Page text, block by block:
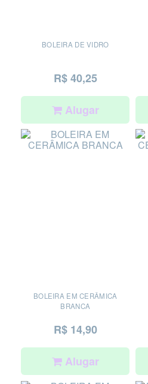
BOLEIRA DE VIDRO
R$ 40,25
Alugar
BOLEIRA EM CERÂMICA
BRANCA
R$ 14,90
Alugar